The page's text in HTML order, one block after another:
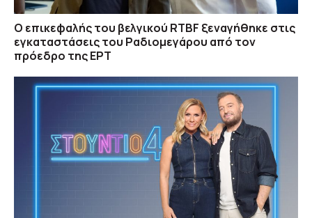
O επικεφαλής του βελγικού RTBF ξεναγήθηκε στις
εγκαταστάσεις του Ραδιομεγάρου από τον
πρόεδρο της ΕΡΤ